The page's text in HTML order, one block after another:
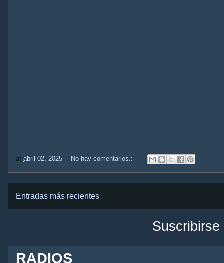
at abril 02, 2025 No hay comentarios.:
Entradas más recientes
RADIOS